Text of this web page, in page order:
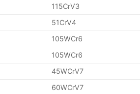
115CrV3
51CrV4
105WCr6
105WCr6
45WCrV7
60WCrV7